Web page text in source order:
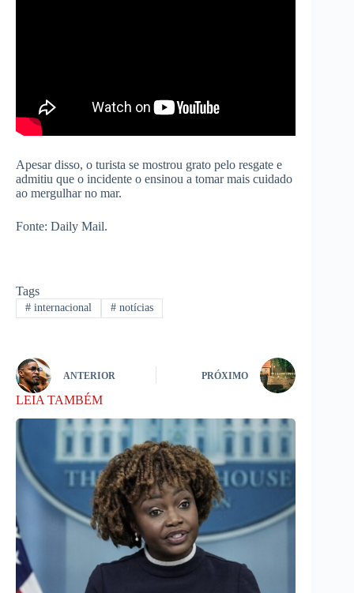
Apesar disso, o turista se mostrou grato pelo resgate e
admitiu que o incidente o ensinou a tomar mais cuidado
ao mergulhar no mar.
Fonte: Daily Mail.
Tags
#internacional #notícias
ANTERIOR PRÓXIMO
LEIA TAMBÉM